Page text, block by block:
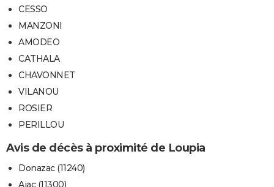
CESSO
MANZONI
AMODEO
CATHALA
CHAVONNET
VILANOU
ROSIER
PERILLOU
Avis de décès à proximité de Loupia
Donazac (11240)
Ajac (11300)